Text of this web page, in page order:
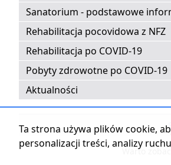
Sanatorium - podstawowe
Rehabilitacja pocovidowa z NFZ
Rehabilitacja po COVID-19
Pobyty zdrowotne po COVID-19
Aktualności
Warto
Ta strona używa plików cookie,
personalizacji treści, analizy